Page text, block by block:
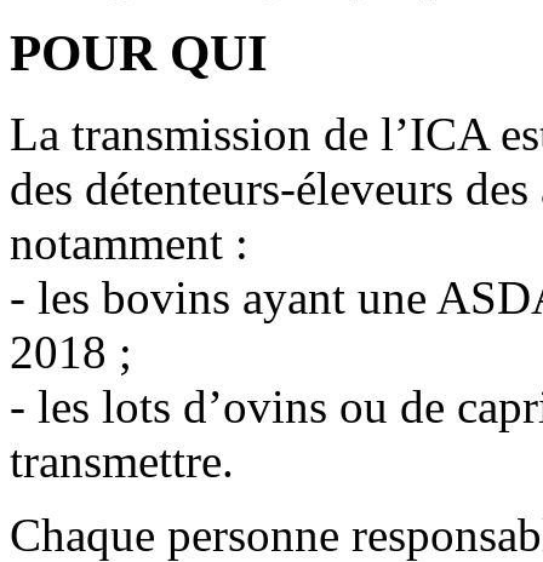
POUR QUI
La transmission de l’ICA
des détenteurs-éleveurs
notamment :
- les bovins ayant une
2018 ;
- les lots d’ovins ou de
transmettre.
Chaque personne